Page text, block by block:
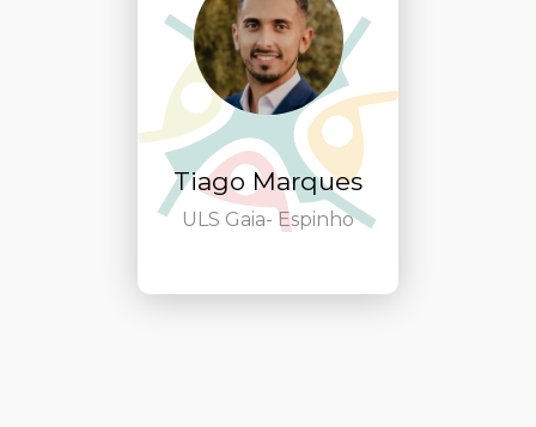
Tiago Marques
ULS Gaia- Espinho